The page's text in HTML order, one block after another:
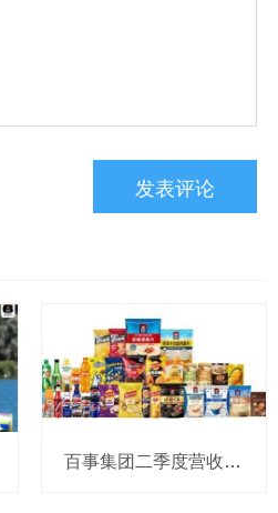
百事集团二季度营收和利润双增，亚太及中国业务表现亮眼